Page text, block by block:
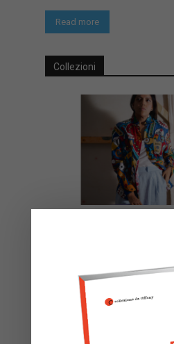
Read more
Collezioni
Salvatore Ditaranto - Luglio 28,
Intervista ad Andrea Vittoria
Society): il collezionismo come
nuovi talenti e impegno